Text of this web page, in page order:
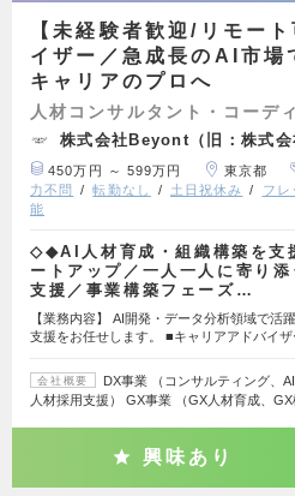
【未経験者歓迎/リモー
イザー／急成長のAI市場
キャリアのプロへ
人材コンサルタント・コーデ
株式会社Beyont（旧：株式会
450万円 ～ 599万円 東京都
力不問
転勤なし 土日祝休み フレ
能
◇◆AI人材育成・組織構築を支
ートアップ／一人一人に寄り添
支援／事業構築フェーズ…
【業務内容】 AI開発・データ分析領域で活
支援をお任せします。 ■キャリアアドバイザ
会社概要
DX事業 （コンサルティング、
人材採用支援） GX事業 （GX人材育成、GX
興味あり